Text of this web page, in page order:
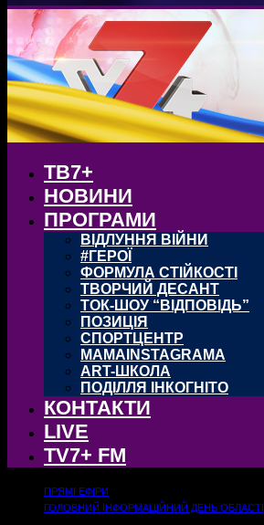
ТВ7+
НОВИНИ
ПРОГРАМИ
ВІДЛУННЯ ВІЙНИ
#ГЕРОЇ
ФОРМУЛА СТІЙКОСТІ
ТВОРЧИЙ ДЕСАНТ
ТОК-ШОУ “ВІДПОВІДЬ”
ПОЗИЦІЯ
СПОРТЦЕНТР
MAMAINSTAGRAMA
ART-ШКОЛА
ПОДІЛЛЯ ІНКОГНІТО
КОНТАКТИ
LIVE
TV7+ FM
ПРЯМІ ЕФІРИ
ГОЛОВНИЙ ІНФОРМАЦІЙНИЙ ДЕНЬ ОБЛАСТІ